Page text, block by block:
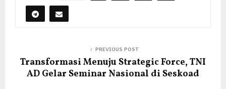
PREVIOUS POST
Transformasi Menuju Strategic Force, TNI
AD Gelar Seminar Nasional di Seskoad